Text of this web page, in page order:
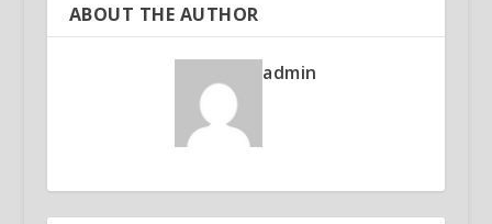
ABOUT THE AUTHOR
admin